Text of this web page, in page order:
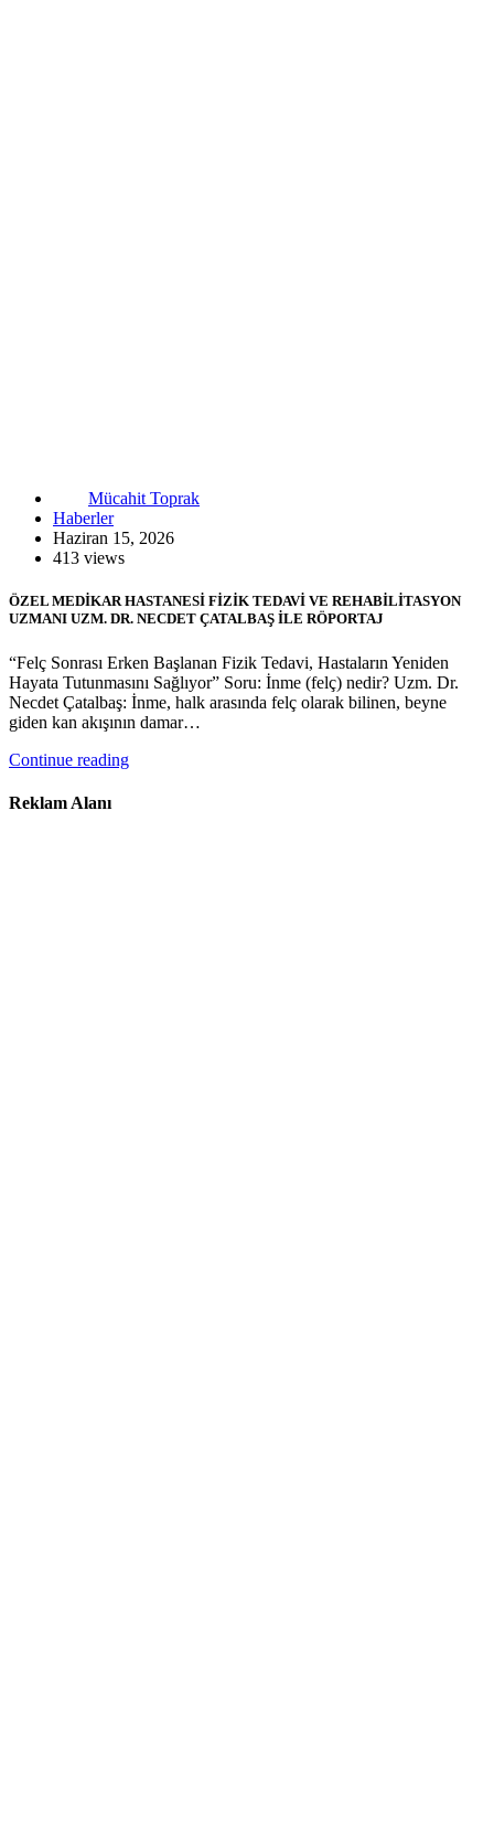
Mücahit Toprak
Haberler
Haziran 15, 2026
413 views
ÖZEL MEDİKAR HASTANESİ FİZİK TEDAVİ VE REHABİLİTASYON
UZMANI UZM. DR. NECDET ÇATALBAŞ İLE RÖPORTAJ
“Felç Sonrası Erken Başlanan Fizik Tedavi, Hastaların Yeniden
Hayata Tutunmasını Sağlıyor” Soru: İnme (felç) nedir? Uzm. Dr.
Necdet Çatalbaş: İnme, halk arasında felç olarak bilinen, beyne
giden kan akışının damar…
Continue reading
Reklam Alanı